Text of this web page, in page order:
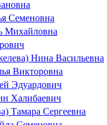
Семеновна
Михайловна
Нина Васильевна
Викторовна
Эдуардович
Халибаевич
Тамара Сергеевна